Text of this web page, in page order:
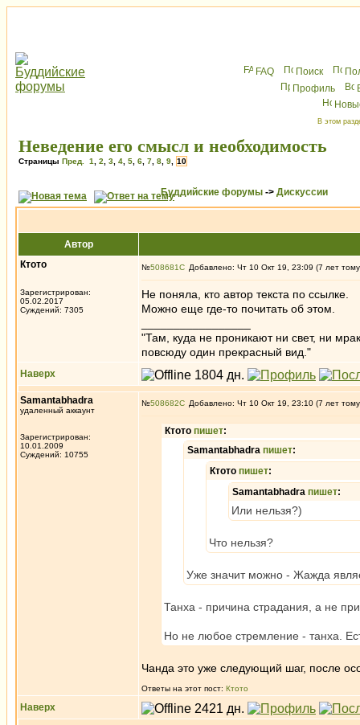
FAQ Поиск
Профиль
В этом
Неведение его смысл и необходимость
Страницы Пред. 1 2 3 4 5 6 7 8 9 10
Буддийские форумы -> Дискуссии
Автор
Ктото
Зарегистрирован:
05.02.2017
Суждений: 7305
№508681 Добавлено: Чт 10 Окт 19, 23:09 (7 лет
Не поняла, кто автор текста по ссылке.
Можно еще где-то почитать об этом.
"Там, куда не проникают ни свет, ни
повсюду один прекрасный вид."
Наверх
Samantabhadra
удаленный аккаунт
Зарегистрирован:
10.01.2009
Суждений: 10755
№508682 Добавлено: Чт 10 Окт 19, 23:10 (7 лет
Ктото пишет:
Samantabhadra пишет:
Ктото пишет:
Samantabhadra пишет:
Или нельзя?)
Что нельзя?
Уже значит можно - Жажда
Танха - причина страдания, а не
Но не любое стремление - танха.
Чанда это уже следующий шаг, после
Ответы на этот пост: Ктото
Наверх